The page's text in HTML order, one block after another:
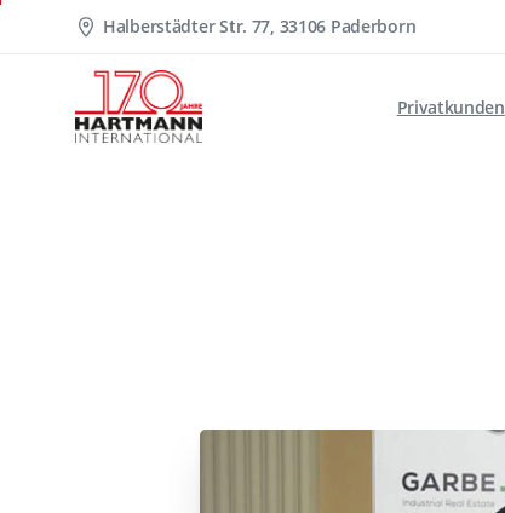
Halberstädter Str. 77, 33106 Paderborn
Privatkunden